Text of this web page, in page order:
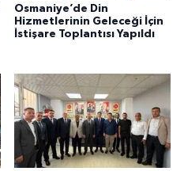
Osmaniye’de Din
Hizmetlerinin Geleceği İçin
İstişare Toplantısı Yapıldı